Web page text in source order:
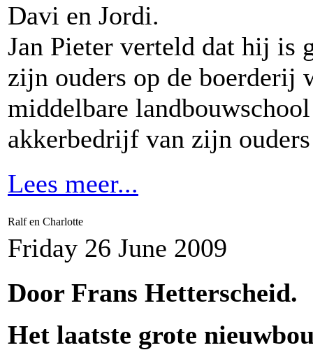
Davi en Jordi.
Jan Pieter verteld dat hij is
zijn ouders op de boerderij
middelbare
akkerbedrijf van zijn
Lees meer...
Ralf en Charlotte
Friday 26 June 2009
Door Frans Hetterscheid.
Het laatste grote